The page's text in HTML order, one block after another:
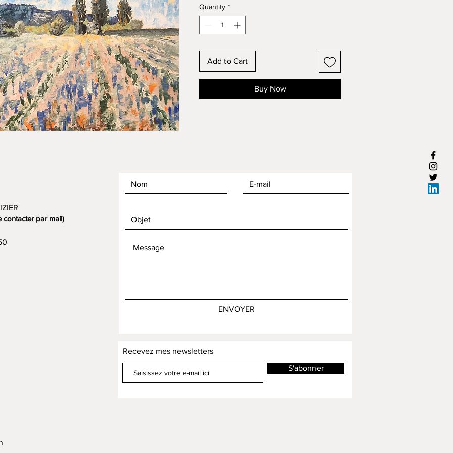
Quantity *
Add to Cart
Buy Now
contacter par mail)
ENVOYER
Recevez mes newsletters
S'abonner